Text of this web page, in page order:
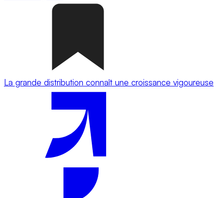
La grande distribution connaît une croissance vigoureuse